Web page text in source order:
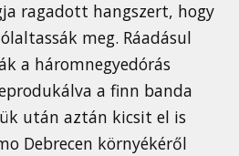
ragadott hangszert, hogy
meg. Ráadásul
a háromnegyedórás
a finn banda
után aztán kicsit el is
Debrecen környékéről